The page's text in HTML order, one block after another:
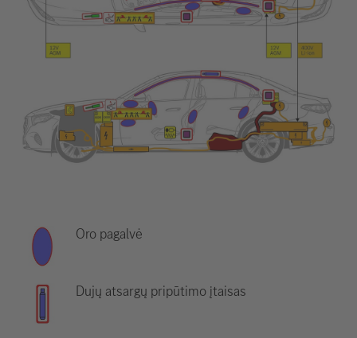
Oro pagalvė
Dujų atsargų pripūtimo įtaisas